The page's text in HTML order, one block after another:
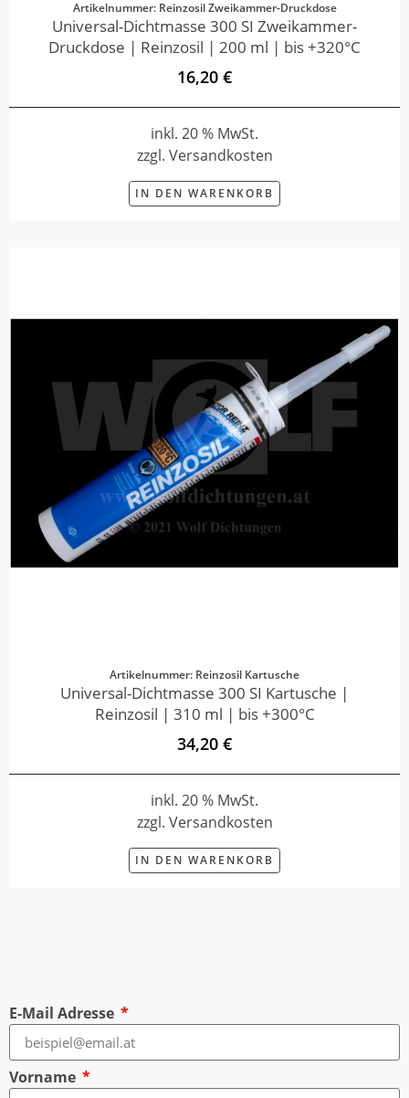
Artikelnummer: Reinzosil Zweikammer-Druckdose
Universal-Dichtmasse 300 SI Zweikammer-
Druckdose | Reinzosil | 200 ml | bis +320°C
16,20 €
inkl. 20 % MwSt.
zzgl. Versandkosten
IN DEN WARENKORB
Artikelnummer: Reinzosil Kartusche
Universal-Dichtmasse 300 SI Kartusche |
Reinzosil | 310 ml | bis +300°C
34,20 €
inkl. 20 % MwSt.
zzgl. Versandkosten
IN DEN WARENKORB
E-Mail Adresse
Vorname